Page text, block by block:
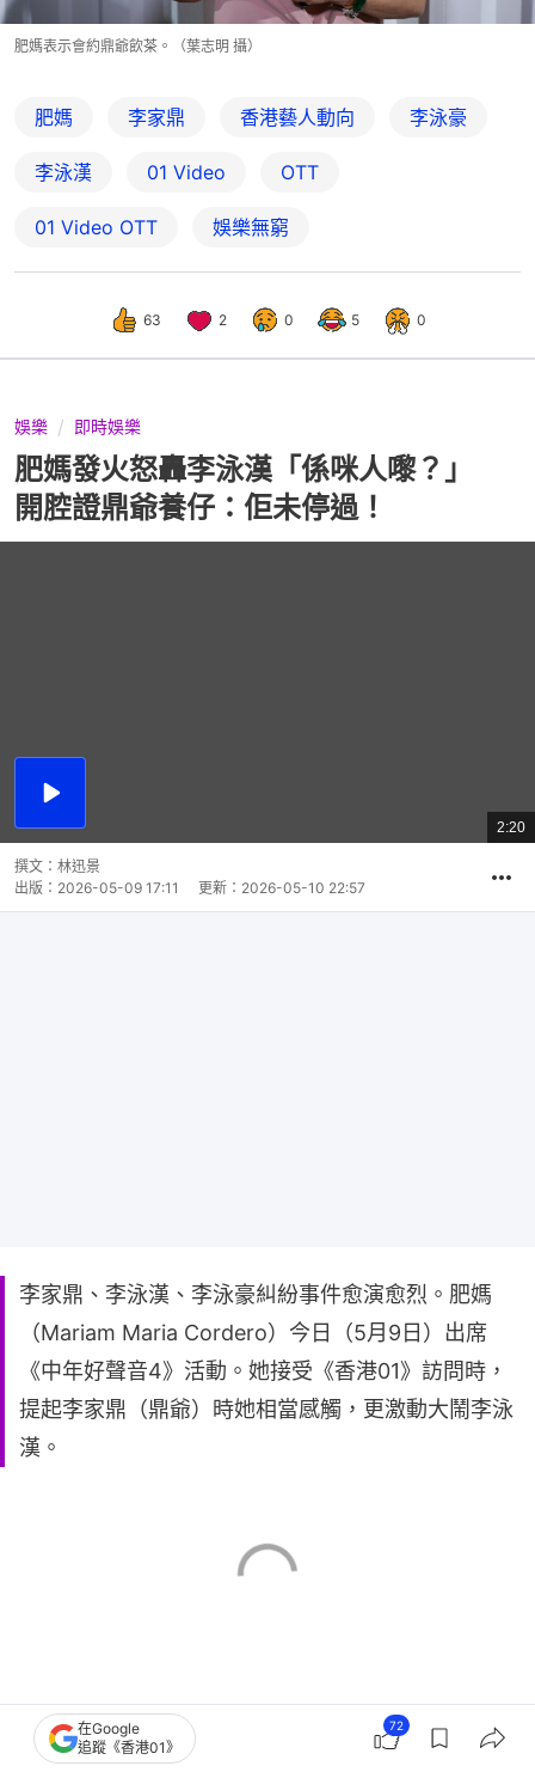
肥媽表示會約鼎爺飲茶。（葉志明 攝）
肥媽 李家鼎 香港藝人動向 李泳豪
李泳漢 01 Video OTT
01‌ ‌Video‌ ‌OTT 娛樂無窮
63 2 0 5 0
娛樂 即時娛樂
肥媽發火怒轟李泳漢「係咪人嚟？」
開腔證鼎爺養仔：佢未停過！
播
片
總
共
2:20
撰文： 林迅景
出版： 2026-05-09 17:11 更新： 2026-05-10 22:57
李家鼎、李泳漢、李泳豪糾紛事件愈演愈烈。肥媽
（Mariam Maria Cordero）今日（5月9日）出席
《中年好聲音4》活動。她接受《香港01》訪問時，
提起李家鼎（鼎爺）時她相當感觸，更激動大鬧李泳
漢。
在Google
追蹤《香港01》
72